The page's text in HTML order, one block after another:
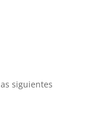
siguientes